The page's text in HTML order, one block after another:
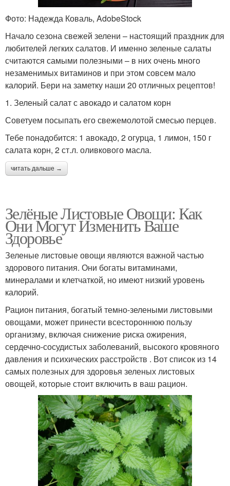
Фото: Надежда Коваль, AdobeStock
Начало сезона свежей зелени – настоящий праздник для
любителей легких салатов. И именно зеленые салаты
считаются самыми полезными – в них очень много
незаменимых витаминов и при этом совсем мало
калорий. Бери на заметку наши 20 отличных рецептов!
1. Зеленый салат с авокадо и салатом корн
Советуем посыпать его свежемолотой смесью перцев.
Тебе понадобится: 1 авокадо, 2 огурца, 1 лимон, 150 г
салата корн, 2 ст.л. оливкового масла.
читать дальше →
Зелёные Листовые Овощи: Как
Они Могут Изменить Ваше
Здоровье
Зеленые листовые овощи являются важной частью
здорового питания. Они богаты витаминами,
минералами и клетчаткой, но имеют низкий уровень
калорий.
Рацион питания, богатый темно-зелеными листовыми
овощами, может принести всестороннюю пользу
организму, включая снижение риска ожирения,
сердечно-сосудистых заболеваний, высокого кровяного
давления и психических расстройств . Вот список из 14
самых полезных для здоровья зеленых листовых
овощей, которые стоит включить в ваш рацион.